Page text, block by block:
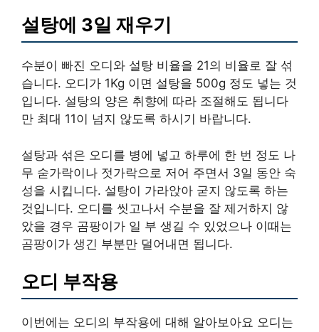
설탕에 3일 재우기
수분이 빠진 오디와 설탕 비율을 21의 비율로 잘 섞
습니다. 오디가 1Kg 이면 설탕을 500g 정도 넣는 것
입니다. 설탕의 양은 취향에 따라 조절해도 됩니다
만 최대 11이 넘지 않도록 하시기 바랍니다.
설탕과 섞은 오디를 병에 넣고 하루에 한 번 정도 나
무 숟가락이나 젓가락으로 저어 주면서 3일 동안 숙
성을 시킵니다. 설탕이 가라앉아 굳지 않도록 하는
것입니다. 오디를 씻고나서 수분을 잘 제거하지 않
았을 경우 곰팡이가 일 부 생길 수 있었으나 이때는
곰팡이가 생긴 부분만 덜어내면 됩니다.
오디 부작용
이번에는 오디의 부작용에 대해 알아보아요 오디는